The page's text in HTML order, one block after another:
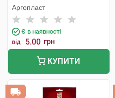
шт
Аргопласт
Є в наявності
від 5.00 грн
КУПИТИ